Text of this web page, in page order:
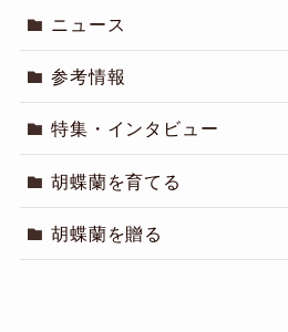
ニュース
参考情報
特集・インタビュー
胡蝶蘭を育てる
胡蝶蘭を贈る